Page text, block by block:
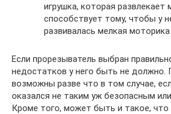
игрушка, которая развлекает
способствует тому, чтобы у
развивалась мелкая моторика
Если прорезыватель выбран
недостатков у него быть не должно.
возможны разве что в том случае,
оказался не таким уж безопасным
Кроме того, может быть и такое,